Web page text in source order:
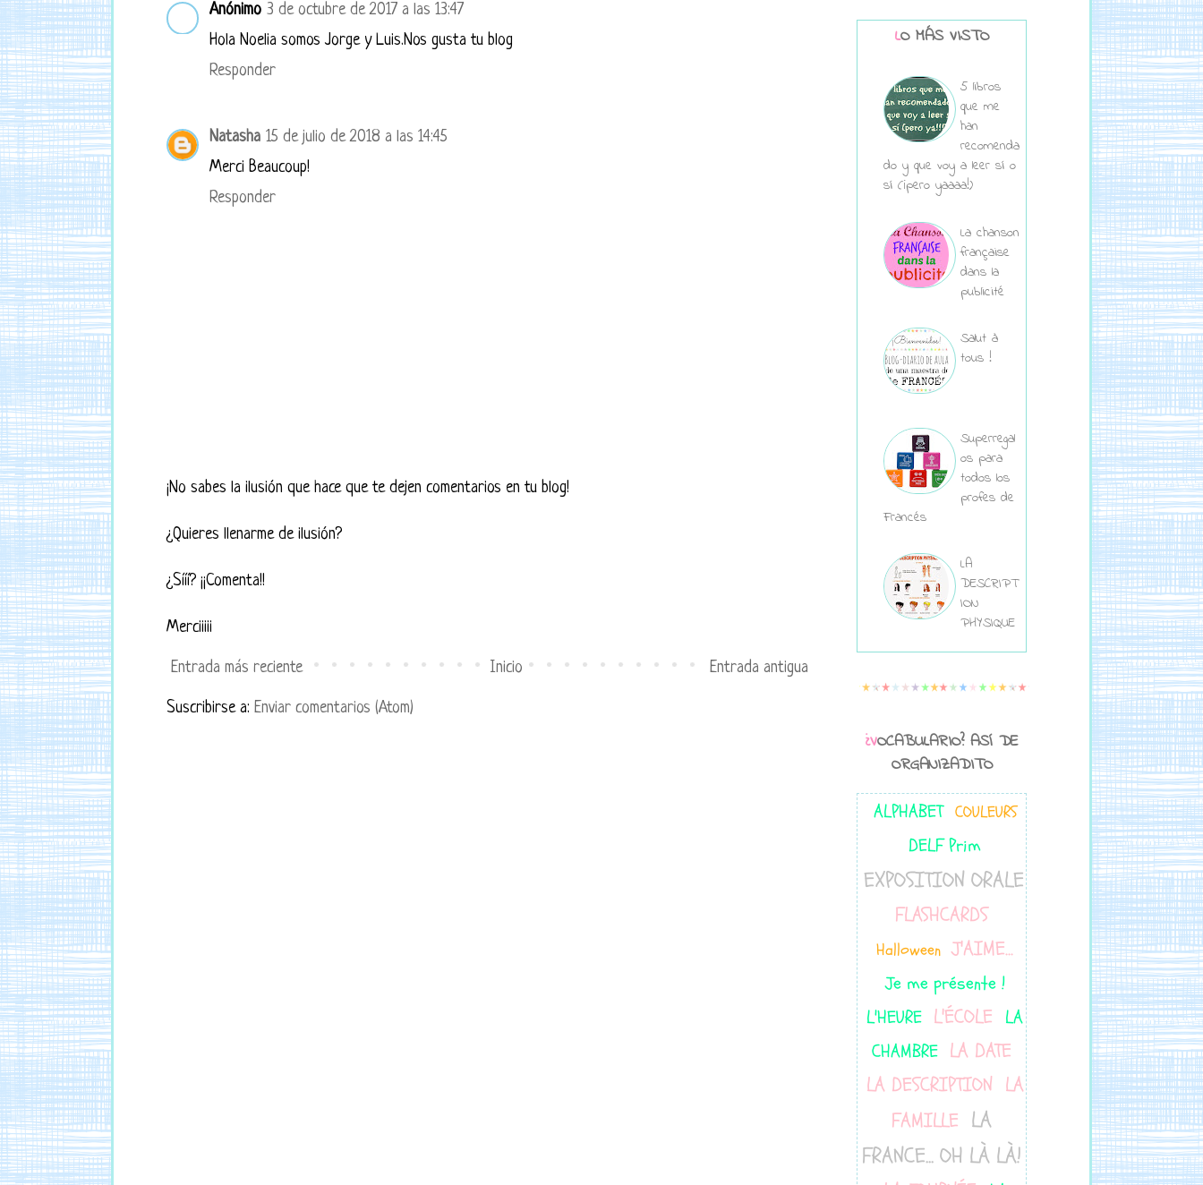
Anónimo 3 de octubre de 2017 a las 13:47
Hola Noelia somos Jorge y Luis.Nos gusta tu blog
Responder
Natasha 15 de julio de 2018 a las 14:45
Merci Beaucoup!
Responder
¡No sabes la ilusión que hace que te dejen comentarios en tu blog!
¿Quieres llenarme de ilusión?
¿Sííí? ¡¡Comenta!!
Merciiiii
Entrada más reciente Entrada antigua
Inicio
Suscribirse a: Enviar comentarios (Atom)
LO MÁS VISTO
5 libros
que me
han
recomenda
do y que voy a leer sí o
sí (¡pero yaaaa!)
La chanson
française
dans la
publicité
Salut à
tous !
Superregal
os para
todos los
profes de
Francés
LA
DESCRIPT
ION
PHYSIQUE
¿VOCABULARIO? ASÍ DE
ORGANIZADITO
ALPHABET COULEURS
DELF Prim
EXPOSITION ORALE
FLASHCARDS
Halloween J'AIME...
Je me présente !
L'HEURE L'ÉCOLE LA
CHAMBRE LA DATE
LA DESCRIPTION LA
FAMILLE LA
FRANCE... OH LÀ LÀ!